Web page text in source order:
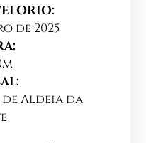
de 2025
Aldeia da